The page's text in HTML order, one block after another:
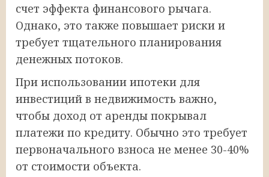
счет эффекта финансового рычага.
Однако, это также повышает риски и
требует тщательного планирования
денежных потоков.
При использовании ипотеки для
инвестиций в недвижимость важно,
чтобы доход от аренды покрывал
платежи по кредиту. Обычно это требует
первоначального взноса не менее 30-40%
от стоимости объекта.